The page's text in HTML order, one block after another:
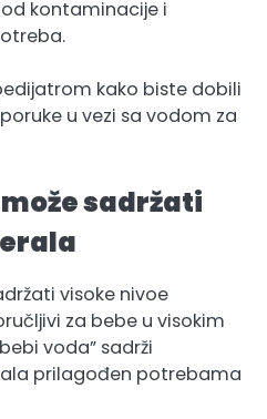
kontaminacije i
kako biste dobili
u vezi sa vodom za
sadržati
visoke nivoe
za bebe u visokim
voda” sadrži
prilagođen potrebama